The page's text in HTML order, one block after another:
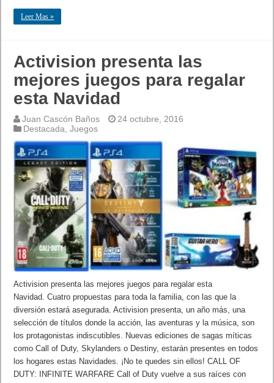
Leer Mas »
Activision presenta las
mejores juegos para regalar
esta Navidad
Juan Cascón Baños
24 octubre, 2016
Destacada ,Juegos
Activision presenta las mejores juegos para regalar esta
Navidad. Cuatro propuestas para toda la familia, con las que la
diversión estará asegurada. Activision presenta, un año más, una
selección de títulos donde la acción, las aventuras y la música, son
los protagonistas indiscutibles. Nuevas ediciones de sagas míticas
como Call of Duty, Skylanders o Destiny, estarán presentes en todos
los hogares estas Navidades. ¡No te quedes sin ellos! CALL OF
DUTY: INFINITE WARFARE Call of Duty vuelve a sus raíces con